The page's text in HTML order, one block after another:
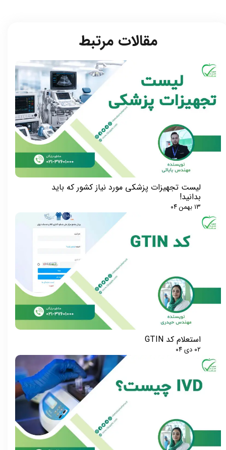
لیست تجهیزات پزشکی مورد نیاز کشور که باید
بدانید!
۱۳ بهمن ۰۴
استعلام کد GTIN
۰۲ دی ۰۴
مقالات مرتبط​​​​​​​